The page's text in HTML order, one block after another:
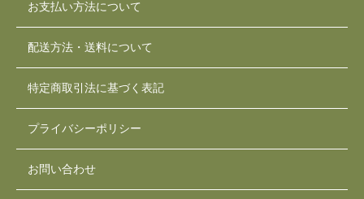
お支払い方法について
配送方法・送料について
特定商取引法に基づく表記
プライバシーポリシー
お問い合わせ